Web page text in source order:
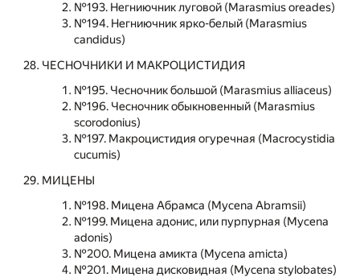
№193. Негниючник луговой (Marasmius oreades)
№194. Негниючник ярко-белый (Marasmius
candidus)
ЧЕСНОЧНИКИ И МАКРОЦИСТИДИЯ
№195. Чесночник большой (Marasmius alliaceus)
№196. Чесночник обыкновенный (Marasmius
scorodonius)
№197. Макроцистидия огуречная (Macrocystidia
cucumis)
МИЦЕНЫ
№198. Мицена Абрамса (Mycena Abramsii)
№199. Мицена адонис, или пурпурная (Mycena
adonis)
№200. Мицена амикта (Mycena amicta)
№201. Мицена дисковидная (Mycena stylobates)